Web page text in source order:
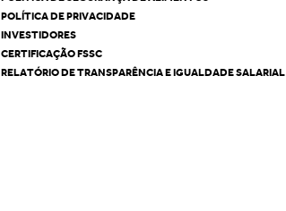
POLÍTICA DE PRIVACIDADE
INVESTIDORES
CERTIFICAÇÃO FSSC
RELATÓRIO DE TRANSPARÊNCIA E IGUALDADE SALARIAL